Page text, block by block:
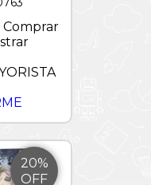
Comprar
20%
OFF